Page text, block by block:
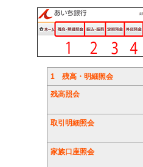
1 残高・明細照会
残高照会
取引明細照会
家族口座照会